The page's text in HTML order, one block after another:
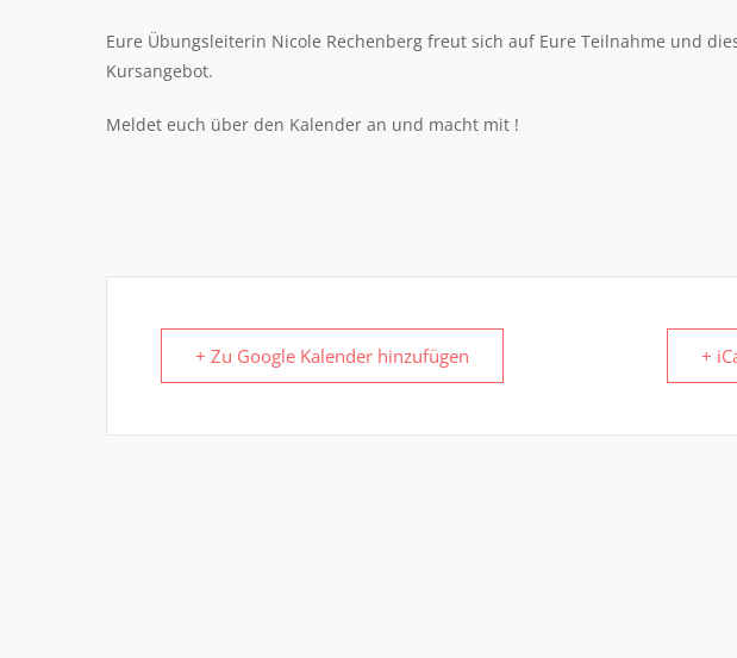
Eure Übungsleiterin Nicole Rechenberg freut sich auf Eure Teilnahme und
Kursangebot.
Meldet euch über den Kalender an und macht mit !
+ Zu Google Kalender hinzufügen +